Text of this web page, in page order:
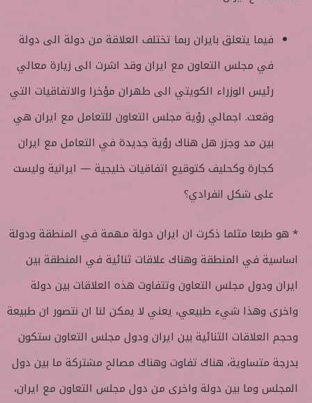
فيما يتعلق بايران ربما تختلف العلاقة من دولة الى دولة
في مجلس التعاون مع ايران وقد اشرت الى زيارة معالي
رئيس الوزراء الكويتي الى طهران مؤخرا والاتفاقيات التي
وقعت. اجمالي رؤية مجلس التعاون للتعامل مع ايران هي
بين مد وجزر هل هناك رؤية جديدة في التعامل مع ايران
كجارة وكحليف كتوقيع اتفاقيات خليجية — ايرانية وليست
على شكل انفرادي؟
* هو طبعا مثلما ذكرت ان ايران دولة مهمة في المنطقة ودولة
اساسية في المنطقة وهناك علاقات ثنائية في المنطقة بين
ايران ودول مجلس التعاون وتتفاوت هذه العلاقات بين دولة
واخرى وهذا شيء طبيعي، يعني لا يمكن لنا ان نتصور ان طبيعة
وحجم العلاقات الثنائية بين ايران ودول مجلس التعاون ستكون
بدرجة متساوية، هناك تفاوت وهناك مصالح مشتركة ما بين دول
المجلس وما بين دولة واخرى من دول مجلس التعاون مع ايران،